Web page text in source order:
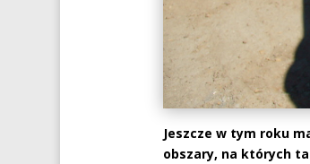
Jeszcze w tym roku
obszary, na których